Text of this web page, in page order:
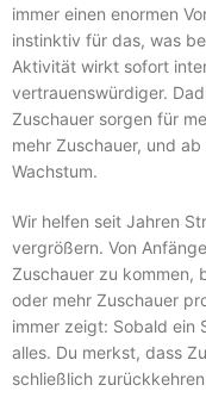
immer einen enormen
instinktiv für das, was
Aktivität wirkt sofort
vertrauenswürdiger.
Zuschauer sorgen für
mehr Zuschauer, und
Wachstum.
Wir helfen seit Jahren
vergrößern. Von
Zuschauer zu kommen,
oder mehr Zuschauer
immer zeigt: Sobald ein
alles. Du merkst, dass
schließlich